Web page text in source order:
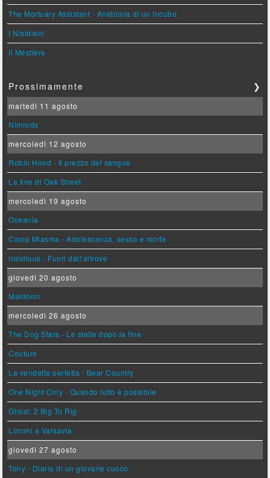
The Mortuary Assistant - Anatomia di un Incubo
I Nisidiani
Il Mestiere
Prossimamente ❯
martedì 11 agosto
Nimrods
mercoledì 12 agosto
Robin Hood - Il prezzo del sangue
La fine di Oak Street
mercoledì 19 agosto
Oceania
Camp Miasma - Adolescenza, sesso e morte
Insidious - Fuori dall'altrove
giovedì 20 agosto
Maldoror
mercoledì 26 agosto
The Dog Stars - Le stelle dopo la fine
Couture
La vendetta perfetta - Bear Country
One Night Only - Quando tutto è possibile
Ghost: 2 Big To Rig
Limoni a Varsavia
giovedì 27 agosto
Tony - Diario di un giovane cuoco